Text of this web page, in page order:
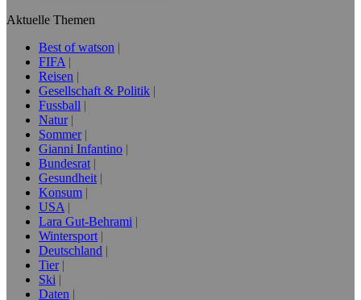
Aktuelle Themen
Best of watson
FIFA
Reisen
Gesellschaft & Politik
Fussball
Natur
Sommer
Gianni Infantino
Bundesrat
Gesundheit
Konsum
USA
Lara Gut-Behrami
Wintersport
Deutschland
Tier
Ski
Daten